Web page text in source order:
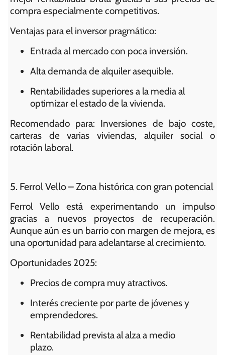
compra especialmente competitivos.
Ventajas para el inversor pragmático:
Entrada al mercado con poca inversión.
Alta demanda de alquiler asequible.
Rentabilidades superiores a la media al
optimizar el estado de la vivienda.
Recomendado para: Inversiones de bajo coste,
carteras de varias viviendas, alquiler social o
rotación laboral.
5. Ferrol Vello – Zona histórica con gran potencial
Ferrol Vello está experimentando un impulso
gracias a nuevos proyectos de recuperación.
Aunque aún es un barrio con margen de mejora, es
una oportunidad para adelantarse al crecimiento.
Oportunidades 2025:
Precios de compra muy atractivos.
Interés creciente por parte de jóvenes y
emprendedores.
Rentabilidad prevista al alza a medio
plazo.